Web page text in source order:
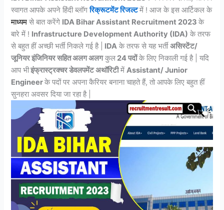
स्वागत आपके अपने हिंदी ब्लॉगरिक्रूटमेंट रिजल्टमें ! आज के इस आर्टिकल के
माध्यमसे बात करेंगे IDA Bihar Assistant Recruitment 2023 के
बारे में ! Infrastructure Development Authority (IDA) के तरफ
से बहुत हीं अच्छी भर्ती निकले गई है |
IDA के तरफ से यह भर्तीअसिस्टेंट/
जूनियर इंजिनियर सहित अलग अलगकुल 24 पदोंके लिए निकाली गई है | यदि
आप भीइंफ्रास्ट्रक्चर डेवलपमेंट अथॉरिटीमेंAssistant/ Junior
Engineerके पदों पर अपना कैरियर बनाना चाहते हैं, तो आपके लिए बहुत हीं
सुनहरा अवसर दिया जा रहा है |